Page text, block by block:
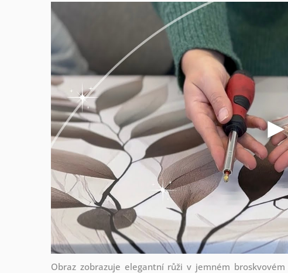
Obraz zobrazuje elegantní růži v jemném